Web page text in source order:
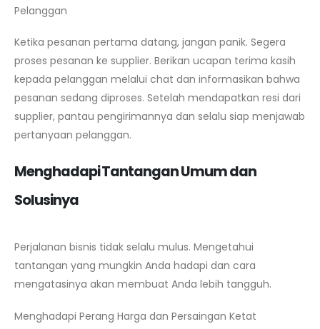
Pelanggan
Ketika pesanan pertama datang, jangan panik. Segera
proses pesanan ke supplier. Berikan ucapan terima kasih
kepada pelanggan melalui chat dan informasikan bahwa
pesanan sedang diproses. Setelah mendapatkan resi dari
supplier, pantau pengirimannya dan selalu siap menjawab
pertanyaan pelanggan.
Menghadapi Tantangan Umum dan
Solusinya
Perjalanan bisnis tidak selalu mulus. Mengetahui
tantangan yang mungkin Anda hadapi dan cara
mengatasinya akan membuat Anda lebih tangguh.
Menghadapi Perang Harga dan Persaingan Ketat